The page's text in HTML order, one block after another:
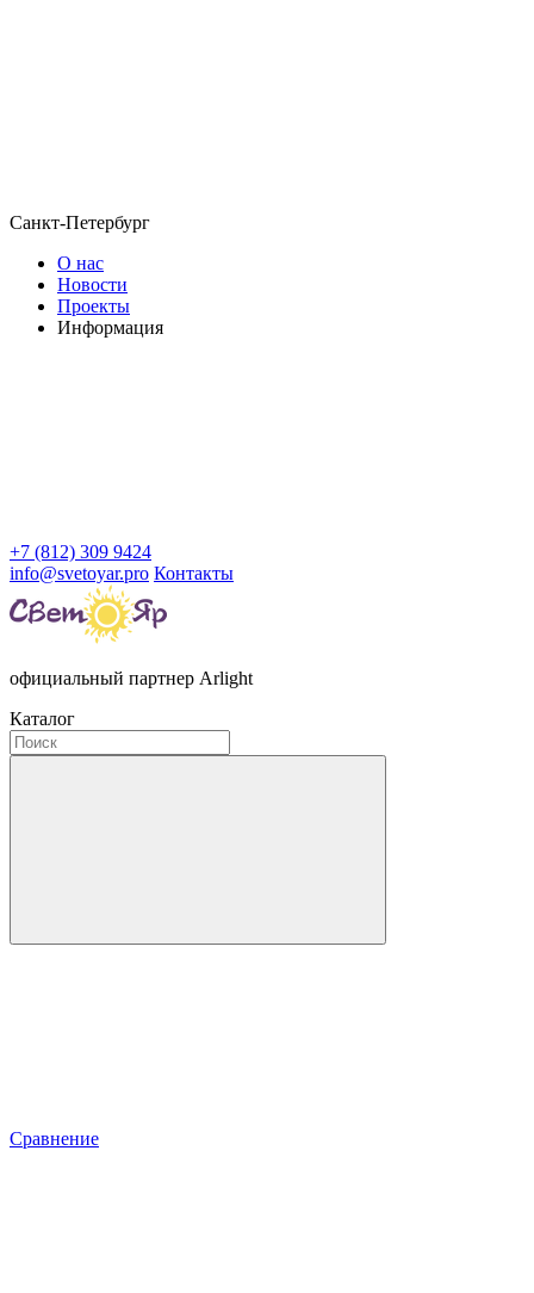
Санкт-Петербург
О нас
Новости
Проекты
Информация
+7 (812) 309 9424
info@svetoyar.pro Контакты
официальный партнер Arlight
Каталог
Сравнение